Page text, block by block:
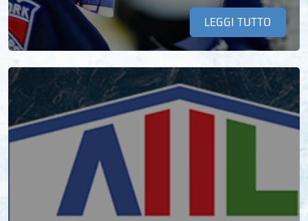
LEGGI TUTTO